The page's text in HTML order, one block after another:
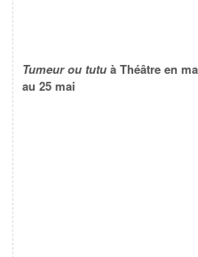
Tumeur ou tutu à Théâtre en
au 25 mai